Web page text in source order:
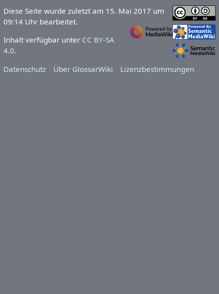
Diese Seite wurde zuletzt am 15. Mai 2017 um
09:14 Uhr bearbeitet.
Inhalt verfügbar unter CC BY-SA
4.0.
Datenschutz
Über GlossarWiki Lizenzbestimmungen